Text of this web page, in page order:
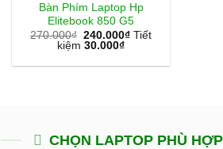
Bàn Phím Laptop Hp
Elitebook 850 G5
270.000₫ 240.000₫ Tiết
kiệm 30.000₫
CHỌN LAPTOP PHÙ